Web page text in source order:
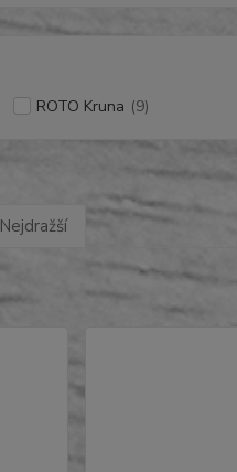
ROTO Kruna (9)
Nejdražší